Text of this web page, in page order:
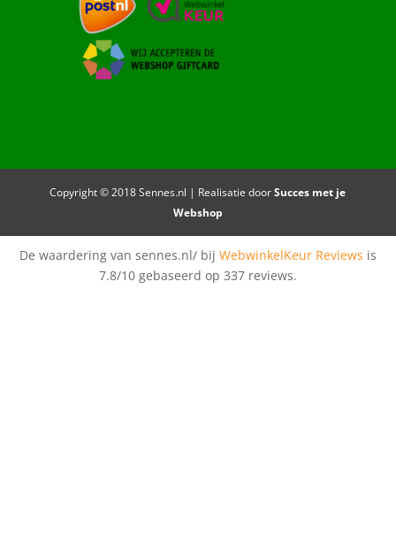
Copyright © 2018 Sennes.nl | Realisatie doorSucces met je
Webshop
De waardering van sennes.nl/ bij WebwinkelKeur Reviews is
7.8/10 gebaseerd op 337 reviews.